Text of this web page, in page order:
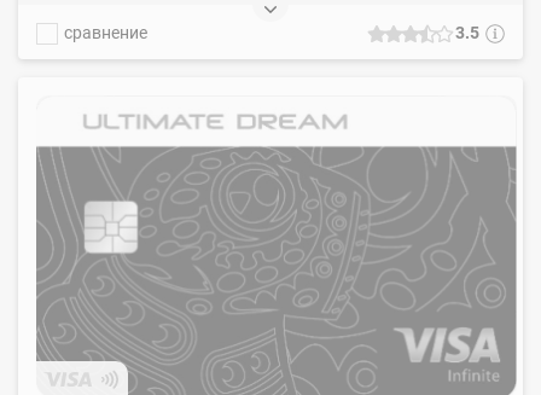
3.5
сравнение
карточки или выдачи наличных в случае утери карточки за
границей.